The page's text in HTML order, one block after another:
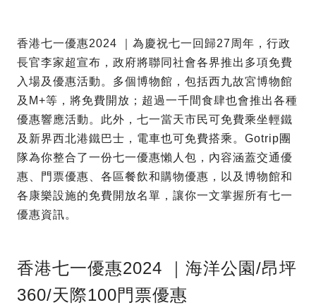
香港七一優惠2024 ｜為慶祝七一回歸27周年，行政
長官李家超宣布，政府將聯同社會各界推出多項免費
入場及優惠活動。多個博物館，包括西九故宮博物館
及M+等，將免費開放；超過一千間食肆也會推出各種
優惠響應活動。此外，七一當天市民可免費乘坐輕鐵
及新界西北港鐵巴士，電車也可免費搭乘。Gotrip團
隊為你整合了一份七一優惠懶人包，內容涵蓋交通優
惠、門票優惠、各區餐飲和購物優惠，以及博物館和
各康樂設施的免費開放名單，讓你一文掌握所有七一
優惠資訊。
香港七一優惠2024 ｜海洋公園/昂坪
360/天際100門票優惠